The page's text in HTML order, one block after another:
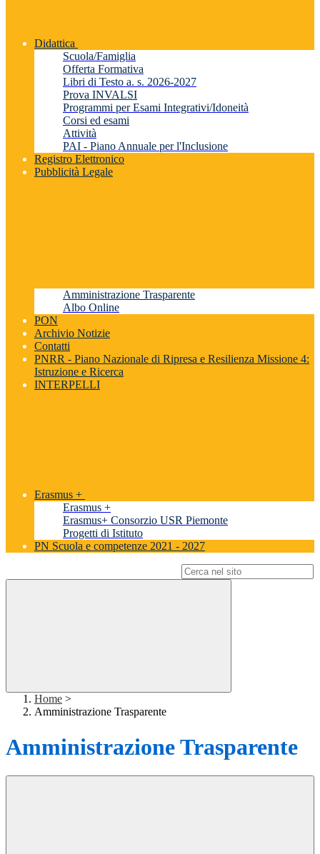
Didattica
Scuola/Famiglia
Offerta Formativa
Libri di Testo a. s. 2026-2027
Prova INVALSI
Programmi per Esami Integrativi/Idoneità
Corsi ed esami
Attività
PAI - Piano Annuale per l'Inclusione
Registro Elettronico
Pubblicità Legale
Amministrazione Trasparente
Albo Online
PON
Archivio Notizie
Contatti
PNRR - Piano Nazionale di Ripresa e Resilienza Missione 4:
Istruzione e Ricerca
INTERPELLI
Erasmus +
Erasmus +
Erasmus+ Consorzio USR Piemonte
Progetti di Istituto
PN Scuola e competenze 2021 - 2027
Home >
Amministrazione Trasparente
Amministrazione Trasparente